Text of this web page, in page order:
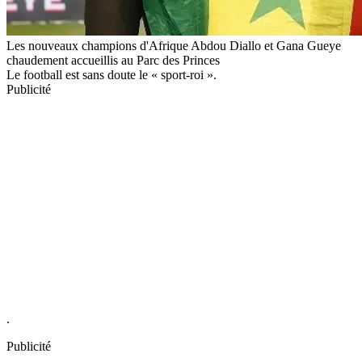
Les nouveaux champions d'Afrique Abdou Diallo et Gana Gueye
chaudement accueillis au Parc des Princes
Le football est sans doute le « sport-roi ».
Publicité
.
Publicité